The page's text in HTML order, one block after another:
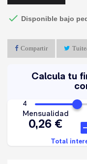
 Disponible bajo
Compartir